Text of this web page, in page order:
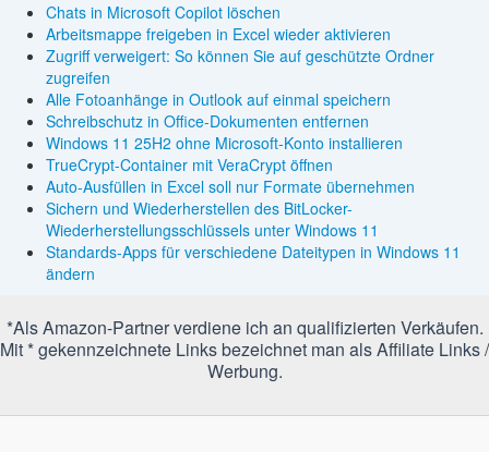
Chats in Microsoft Copilot löschen
Arbeitsmappe freigeben in Excel wieder aktivieren
Zugriff verweigert: So können Sie auf geschützte Ordner
zugreifen
Alle Fotoanhänge in Outlook auf einmal speichern
Schreibschutz in Office-Dokumenten entfernen
Windows 11 25H2 ohne Microsoft-Konto installieren
TrueCrypt-Container mit VeraCrypt öffnen
Auto-Ausfüllen in Excel soll nur Formate übernehmen
Sichern und Wiederherstellen des BitLocker-
Wiederherstellungsschlüssels unter Windows 11
Standards-Apps für verschiedene Dateitypen in Windows 11
ändern
*Als Amazon-Partner verdiene ich an qualifizierten Verkäufen.
Mit * gekennzeichnete Links bezeichnet man als Affiliate Links /
Werbung.